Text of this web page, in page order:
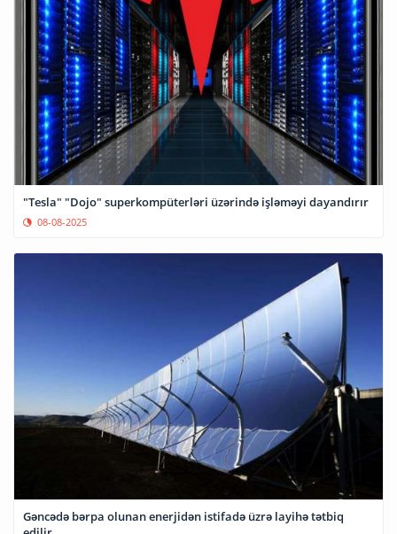
"Tesla" "Dojo" superkompüterləri üzərində işləməyi dayandırır
08-08-2025
Gəncədə bərpa olunan enerjidən istifadə üzrə layihə tətbiq